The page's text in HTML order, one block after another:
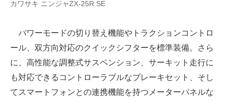
カワサキ ニンジャZX-25R SE
パワーモードの切り替え機能やトラクションコントロ
ール、双方向対応のクイックシフターを標準装備。さら
に、高性能な調整式サスペンション、サーキット走行に
も対応できるコントローラブルなブレーキセット、そし
てスマートフォンとの連携機能を持つメーターパネルな